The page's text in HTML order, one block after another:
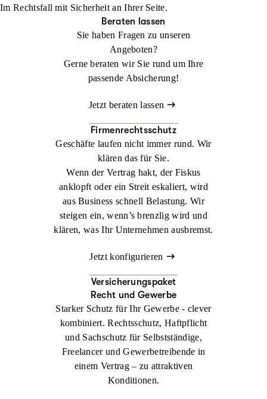
Im Rechtsfall mit Sicher­heit an Ihrer Seite.
Beraten lassen
Sie haben Fragen zu unseren
Angeboten?
Gerne beraten wir Sie rund um Ihre
passende Absicherung!
Jetzt beraten lassen
Firmenrechtsschutz
Geschäfte laufen nicht immer rund. Wir
klären das für Sie.
Wenn der Vertrag hakt, der Fiskus
anklopft oder ein Streit eskaliert, wird
aus Business schnell Belastung. Wir
steigen ein, wenn’s brenzlig wird und
klären, was Ihr Unternehmen ausbremst.
Jetzt konfigurieren
Versicherungspaket
Recht und Gewerbe
Starker Schutz für Ihr Gewerbe - clever
kombiniert. Rechtsschutz, Haftpflicht
und Sachschutz für Selbstständige,
Freelancer und Gewerbetreibende in
einem Vertrag – zu attraktiven
Konditionen.